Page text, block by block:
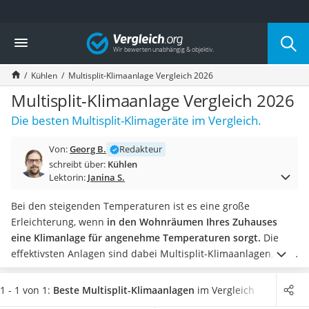
Die beliebtesten Vergleiche nach Kategorie
Baumarkt
Tresor feuerfest
Makita-Akku-Rasenmäher
Kappsäge
Smartes Türschloss
Akku-Rasentrimmer
Feuchtigkeitsmessgerät
Split-Klimaanlage 2 Innengeräte
Pelletofen
Tiefbrunnenpumpe
Fliesenschneider
Hochdruckreiniger
Doppelschleifer
Überwachungskamera
Benzinrasenmäher mit Elektrostart
Vergleich
Kühlen Multisplit-Klimaanlage Vergleich 2026
Multisplit-Klimaanlage Vergleich 2026
Die besten Multisplit-Klimageräte im Vergleich.
Von:Georg B.
Redakteur
schreibt über: Kühlen
Lektorin: Janina S.
Bei den steigenden Temperaturen ist es eine große
Erleichterung, wenn in den Wohnräumen Ihres Zuhauses
eine Klimanlage für angenehme Temperaturen sorgt. Die
effektivsten Anlagen sind dabei Multisplit-Klimaanlagen, die
neben einer Außeneinheit über mehrere Inneneinheiten
verfügen. Dabei sollten Sie für jeden Wohnraum eine
1 - 1 von 1: Beste Multisplit-Klimaanlagen im Vergleich